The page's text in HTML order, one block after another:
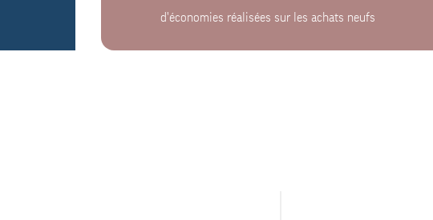
d'économies réalisées sur les achats neufs